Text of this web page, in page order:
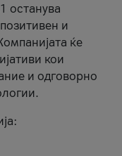
останува
и
ќе
кои
и одговорно